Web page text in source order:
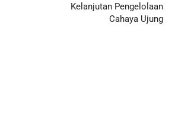
Kelanjutan Pengelolaan
Cahaya Ujung